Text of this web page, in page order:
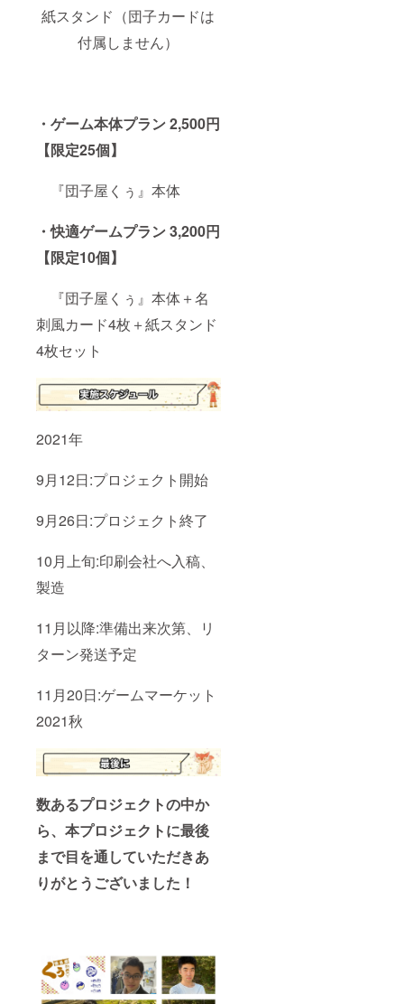
紙スタンド（団子カードは
付属しません）
・ゲーム本体プラン 2,500円
【限定25個】
『団子屋くぅ』本体
・快適ゲームプラン 3,200円
【限定10個】
『団子屋くぅ』本体＋名
刺風カード4枚＋紙スタンド
4枚セット
2021年
9月12日:プロジェクト開始
9月26日:プロジェクト終了
10月上旬:印刷会社へ入稿、
製造
11月以降:準備出来次第、リ
ターン発送予定
11月20日:ゲームマーケット
2021秋
数あるプロジェクトの中か
ら、本プロジェクトに最後
まで目を通していただきあ
りがとうございました！